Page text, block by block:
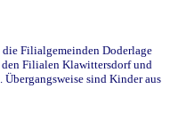
die Filialgemeinden Doderlage
den Filialen Klawittersdorf und
sind Kinder aus